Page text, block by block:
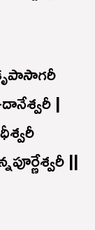
|
||